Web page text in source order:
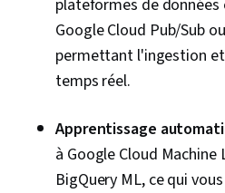
plateformes de
Google Cloud Pub/Sub
permettant l'ingestion
temps réel.
Apprentissage
à Google Cloud Machine
BigQuery ML, ce qui